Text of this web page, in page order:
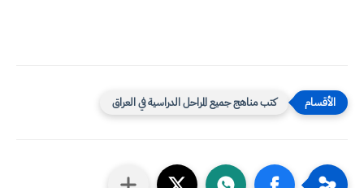
كتب مناهج جميع المراحل الدراسية في العراق